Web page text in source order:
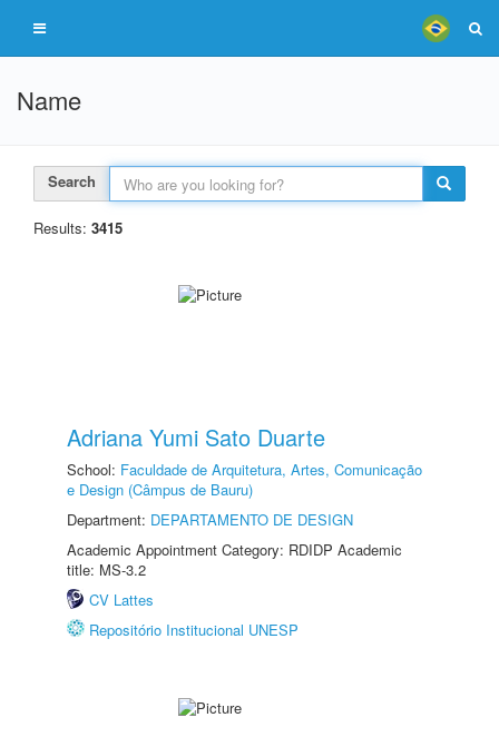
Name
Search
Results: 3415
Adriana Yumi Sato Duarte
School: Faculdade de Arquitetura, Artes, Comunicação
e Design (Câmpus de Bauru)
Department: DEPARTAMENTO DE DESIGN
Academic Appointment Category: RDIDP Academic
title: MS-3.2
CV Lattes
Repositório Institucional UNESP